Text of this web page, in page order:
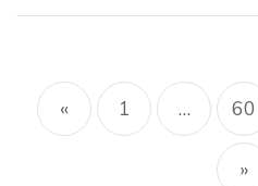
Berichtnavigatie
« 1 … 60
»